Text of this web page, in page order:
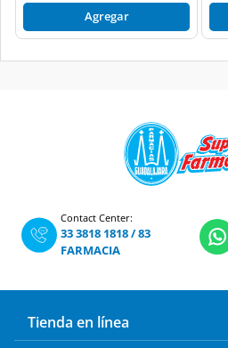
Agregar
Contact Center:
33 3818 1818/83
FARMACIA
Tienda en línea